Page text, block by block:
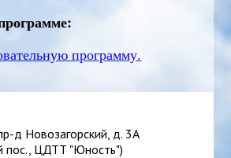
программу.
д Новозагорский, д. 3А
пос., ЦДТТ "Юность")